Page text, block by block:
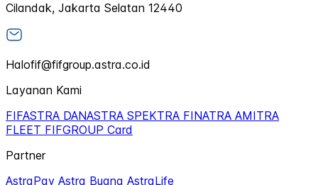
Cilandak, Jakarta Selatan 12440
Halofif@fifgroup.astra.co.id
Layanan Kami
FIFASTRA DANASTRA SPEKTRA FINATRA AMITRA
FLEET FIFGROUP Card
Partner
AstraPay Astra Buana AstraLife